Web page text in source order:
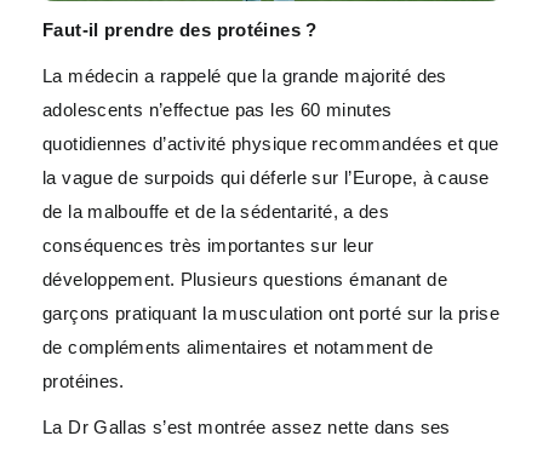
Faut-il prendre des protéines ?
La médecin a rappelé que la grande majorité des
adolescents n’effectue pas les 60 minutes
quotidiennes d’activité physique recommandées et que
la vague de surpoids qui déferle sur l’Europe, à cause
de la malbouffe et de la sédentarité, a des
conséquences très importantes sur leur
développement. Plusieurs questions émanant de
garçons pratiquant la musculation ont porté sur la prise
de compléments alimentaires et notamment de
protéines.
La Dr Gallas s’est montrée assez nette dans ses